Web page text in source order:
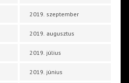
2019. szeptember
2019. augusztus
2019. július
2019. június